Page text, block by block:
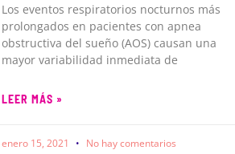
Los eventos respiratorios nocturnos más
prolongados en pacientes con apnea
obstructiva del sueño (AOS) causan una
mayor variabilidad inmediata de
LEER MÁS »
enero 15, 2021 No hay comentarios